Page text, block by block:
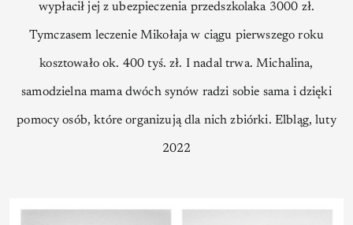
wypłacił jej z ubezpieczenia przedszkolaka 3000 zł.
Tymczasem leczenie Mikołaja w ciągu pierwszego roku
kosztowało ok. 400 tyś. zł. I nadal trwa. Michalina,
samodzielna mama dwóch synów radzi sobie sama i dzięki
pomocy osób, które organizują dla nich zbiórki. Elbląg, luty
2022